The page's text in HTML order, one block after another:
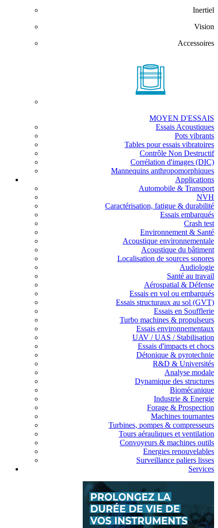
Inertiel
Vision
Accessoires
MOYEN D'ESSAIS
Essais Acoustiques
Pots vibrants
Tables pour essais vibratoires
Contrôle Non Destructif
Corrélation d'images (DIC)
Mannequins anthropomorphiques
Applications
Automobile & Transport
NVH
Caractérisation, fatigue & durabilité
Essais embarqués
Crash test
Environnement & Santé
Acoustique environnementale
Acoustique du bâtiment
Localisation de sources sonores
Audiologie
Santé au travail
Aérospatial & Défense
Essais en vol ou embarqués
Essais structuraux au sol (GVT)
Essais en Soufflerie
Turbo machines & propulseurs
Essais environnementaux
UAV / UAS / Stabilisation
Essais d'impacts et chocs
Détonique & pyrotechnie
R&D & Universités
Analyse modale
Dynamique des structures
Biomécanique
Industrie & Energie
Forage & Prospection
Machines tournantes
Turbines, pompes & compresseurs
Tours aérauliques et ventilation
Convoyeurs & machines outils
Energies renouvelables
Surveillance paliers lisses
Services